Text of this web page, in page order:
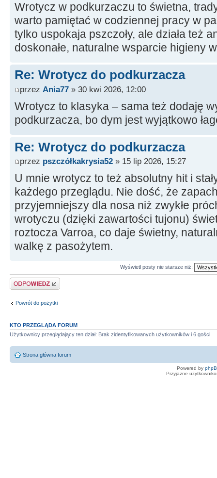
Wrotycz w podkurzaczu to świetna,
warto pamiętać w codziennej pracy w
tylko uspokaja pszczoły, ale działa też
doskonałe, naturalne wsparcie higieny
Re: Wrotycz do podkurzacza
przez Ania77 » 30 kwi 2026, 12:00
Wrotycz to klasyka – sama też dodaję
podkurzacza, bo dym jest wyjątkowo
Re: Wrotycz do podkurzacza
przez pszczółkakrysia52 » 15 lip 2026, 15:27
U mnie wrotycz to też absolutny hit i
każdego przeglądu. Nie dość, że
przyjemniejszy dla nosa niż zwykłe
wrotyczu (dzięki zawartości tujonu)
roztocza Varroa, co daje świetny,
walkę z pasożytem.
Wyświetl posty nie starsze niż:
Odpowiedz
Powrót do pożytki
KTO PRZEGLĄDA FORUM
Użytkownicy przeglądający ten dział: Brak zidentyfikowanych użytkowników i 6 gości
Strona główna forum
Powered by
Przyjazne